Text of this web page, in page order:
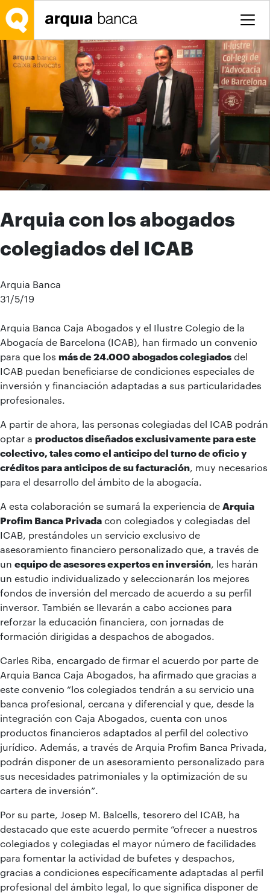
Saltar al contenido principal
Arquia con los abogados
colegiados del ICAB
Arquia Banca
31/5/19
Arquia Banca Caja Abogados y el Ilustre Colegio de la
Abogacía de Barcelona (ICAB), han firmado un convenio
para que los más de 24.000 abogados colegiados del
ICAB puedan beneficiarse de condiciones especiales de
inversión y financiación adaptadas a sus particularidades
profesionales.
A partir de ahora, las personas colegiadas del ICAB podrán
optar a productos diseñados exclusivamente para este
colectivo, tales como el anticipo del turno de oficio y
créditos para anticipos de su facturación , muy necesarios
para el desarrollo del ámbito de la abogacía.
A esta colaboración se sumará la experiencia de Arquia
Profim Banca Privada con colegiados y colegiadas del
ICAB, prestándoles un servicio exclusivo de
asesoramiento financiero personalizado que, a través de
un equipo de asesores expertos en inversión , les harán
un estudio individualizado y seleccionarán los mejores
fondos de inversión del mercado de acuerdo a su perfil
inversor. También se llevarán a cabo acciones para
reforzar la educación financiera, con jornadas de
formación dirigidas a despachos de abogados.
Carles Riba, encargado de firmar el acuerdo por parte de
Arquia Banca Caja Abogados, ha afirmado que gracias a
este convenio “los colegiados tendrán a su servicio una
banca profesional, cercana y diferencial y que, desde la
integración con Caja Abogados, cuenta con unos
productos financieros adaptados al perfil del colectivo
jurídico. Además, a través de Arquia Profim Banca Privada,
podrán disponer de un asesoramiento personalizado para
sus necesidades patrimoniales y la optimización de su
cartera de inversión”.
Por su parte, Josep M. Balcells, tesorero del ICAB, ha
destacado que este acuerdo permite “ofrecer a nuestros
colegiados y colegiadas el mayor número de facilidades
para fomentar la actividad de bufetes y despachos,
gracias a condiciones específicamente adaptadas al perfil
profesional del ámbito legal, lo que significa disponer de